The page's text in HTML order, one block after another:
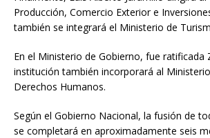
Producción, Comercio Exterior e
también se integrará el Ministerio de
En el Ministerio de Gobierno, fue ratificada
institución también incorporará al
Derechos Humanos.
Según el Gobierno Nacional, la fusión de
se completará en aproximadamente seis